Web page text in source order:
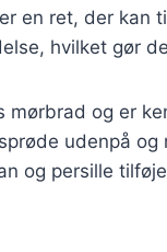
en ret, der kan
hvilket gør
mørbrad og er
udenpå og
og persille